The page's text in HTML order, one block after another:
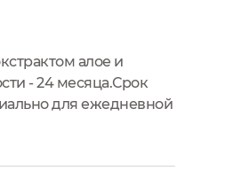
алое и
- 24 месяца.Срок
для ежедневной